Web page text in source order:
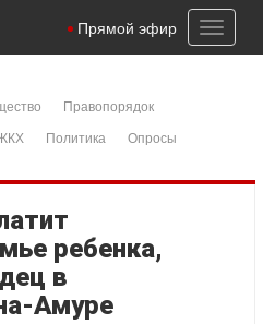
Toggle
Прямой эфир
Правопорядок
Политика
Опросы
ребенка,
в
Амуре